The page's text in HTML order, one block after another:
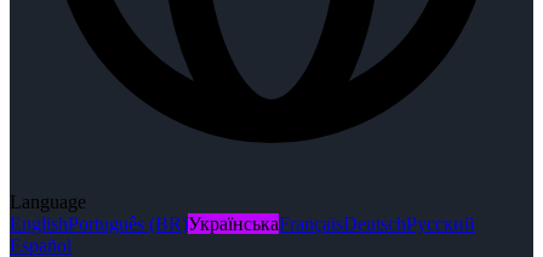
Language
EnglishPortuguês (BR)УкраїнськаFrançaisDeutschРусский
Español